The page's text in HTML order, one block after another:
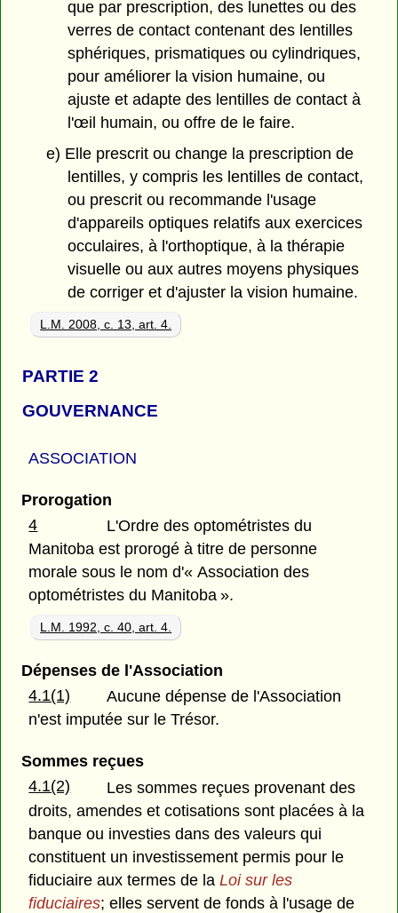
que par prescription, des lunettes ou des
verres de contact contenant des lentilles
sphériques, prismatiques ou cylindriques,
pour améliorer la vision humaine, ou
ajuste et adapte des lentilles de contact à
l'œil humain, ou offre de le faire.
e) Elle prescrit ou change la prescription de
lentilles, y compris les lentilles de contact,
ou prescrit ou recommande l'usage
d'appareils optiques relatifs aux exercices
occulaires, à l'orthoptique, à la thérapie
visuelle ou aux autres moyens physiques
de corriger et d'ajuster la vision humaine.
L.M. 2008, c. 13, art. 4.
PARTIE 2
GOUVERNANCE
ASSOCIATION
Prorogation
4
L'Ordre des optométristes du
Manitoba est prorogé à titre de personne
morale sous le nom d'« Association des
optométristes du Manitoba ».
L.M. 1992, c. 40, art. 4.
Dépenses de l'Association
4.1(1)
Aucune dépense de l'Association
n'est imputée sur le Trésor.
Sommes reçues
4.1(2)
Les sommes reçues provenant des
droits, amendes et cotisations sont placées à la
banque ou investies dans des valeurs qui
constituent un investissement permis pour le
fiduciaire aux termes de laLoi sur les
fiduciaires; elles servent de fonds à l'usage de